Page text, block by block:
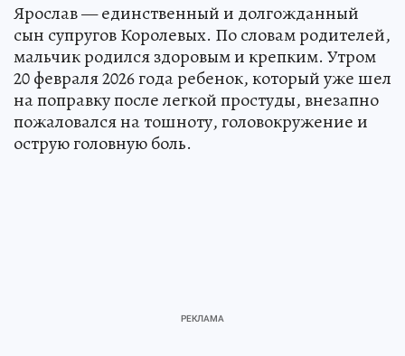
Ярослав — единственный и долгожданный
сын супругов Королевых. По словам родителей,
мальчик родился здоровым и крепким. Утром
20 февраля 2026 года ребенок, который уже шел
на поправку после легкой простуды, внезапно
пожаловался на тошноту, головокружение и
острую головную боль.